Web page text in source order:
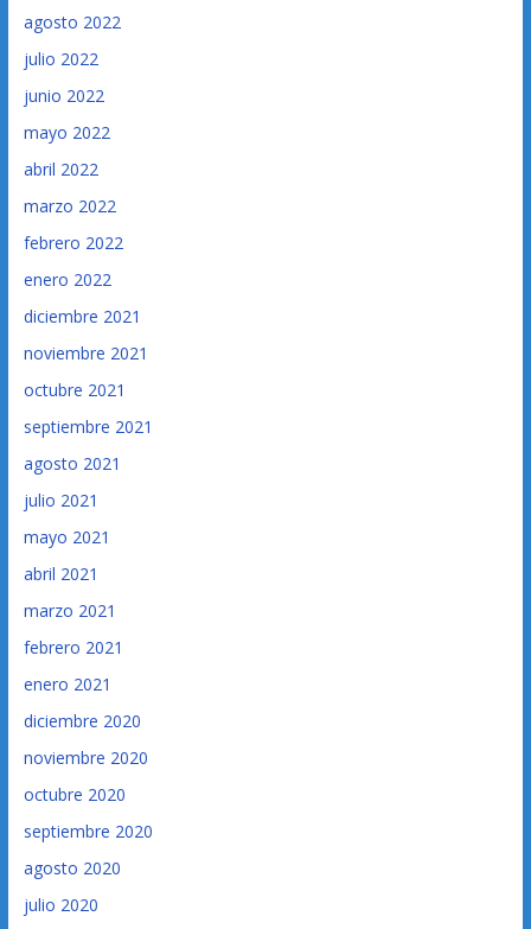
agosto 2022
julio 2022
junio 2022
mayo 2022
abril 2022
marzo 2022
febrero 2022
enero 2022
diciembre 2021
noviembre 2021
octubre 2021
septiembre 2021
agosto 2021
julio 2021
mayo 2021
abril 2021
marzo 2021
febrero 2021
enero 2021
diciembre 2020
noviembre 2020
octubre 2020
septiembre 2020
agosto 2020
julio 2020